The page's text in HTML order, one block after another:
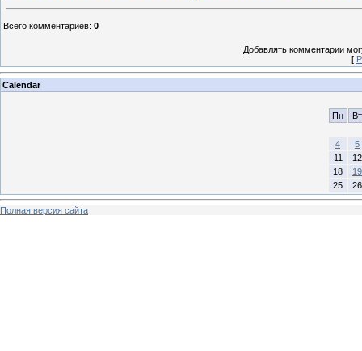
Всего комментариев: 0
Добавлять комментарии
[
Calendar
Пн Вт
4
5
11
12
18
19
25
26
Полная версия сайта